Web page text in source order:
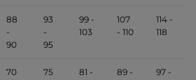
88
-
90
93
-
95
99 -
103
107
- 110
114 -
118
70
75
81 -
89 -
97 -